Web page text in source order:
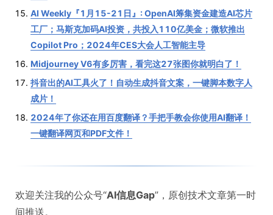
AI Weekly『1月15-21日』: OpenAI筹集资金建造AI芯片
工厂；马斯克加码AI投资，共投入110亿美金；微软推出
Copilot Pro；2024年CES大会人工智能主导
Midjourney V6有多厉害，看完这27张图你就明白了！
抖音出的AI工具火了！自动生成抖音文案，一键脚本数字人
成片！
2024年了你还在用百度翻译？手把手教会你使用AI翻译！
一键翻译网页和PDF文件！
欢迎关注我的公众号“AI信息Gap”，原创技术文章第一时
间推送。